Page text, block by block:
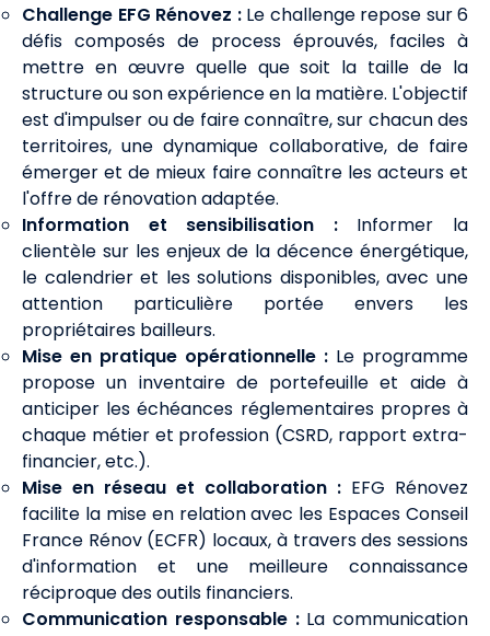
Challenge EFG Rénovez :Le challenge repose sur 6
défis composés de process éprouvés, faciles à
mettre en œuvre quelle que soit la taille de la
structure ou son expérience en la matière. L'objectif
est d'impulser ou de faire connaître, sur chacun des
territoires, une dynamique collaborative, de faire
émerger et de mieux faire connaître les acteurs et
l'offre de rénovation adaptée.
Information et sensibilisation :Informer la
clientèle sur les enjeux de la décence énergétique,
le calendrier et les solutions disponibles, avec une
attention particulière portée envers les
propriétaires bailleurs.
Mise en pratique opérationnelle : Le programme
propose un inventaire de portefeuille et aide à
anticiper les échéances réglementaires propres à
chaque métier et profession (CSRD, rapport extra-
financier, etc.).
Mise en réseau et collaboration : EFG Rénovez
facilite la mise en relation avec les Espaces Conseil
France Rénov (ECFR) locaux, à travers des sessions
d'information et une meilleure connaissance
réciproque des outils financiers.
Communication responsable :La communication